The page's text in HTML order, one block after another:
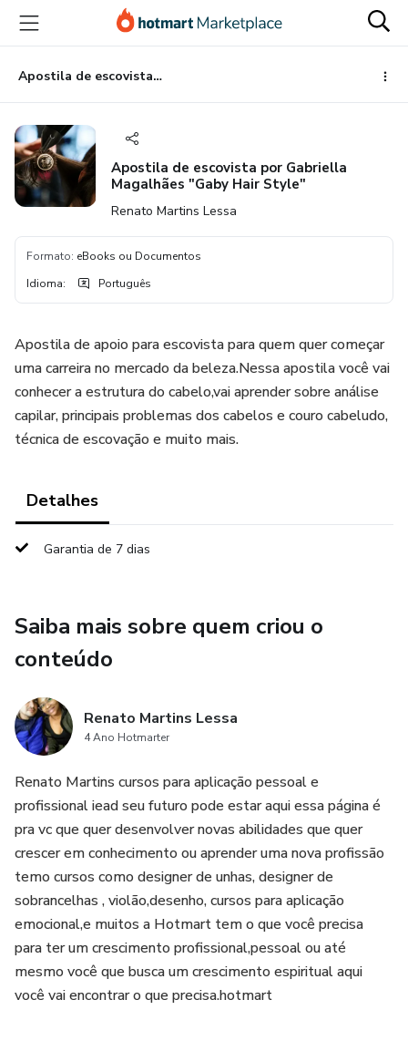
para
conteúdo
principal
para
pagamento
para
rodapé
Apostila de escovista por Gabriella Magalhães "Gaby Hair Style"
Apostila de escovista por Gabriella
Magalhães "Gaby Hair Style"
Renato Martins Lessa
Formato: eBooks ou Documentos
Idioma: Português
Apostila de apoio para escovista para quem quer começar
uma carreira no mercado da beleza.Nessa apostila você vai
conhecer a estrutura do cabelo,vai aprender sobre análise
capilar, principais problemas dos cabelos e couro cabeludo,
técnica de escovação e muito mais.
Detalhes
Garantia de 7 dias
Saiba mais sobre quem criou o
conteúdo
Renato Martins Lessa
4 Ano Hotmarter
Renato Martins cursos para aplicação pessoal e
profissional iead seu futuro pode estar aqui essa página é
pra vc que quer desenvolver novas abilidades que quer
crescer em conhecimento ou aprender uma nova profissão
temo cursos como designer de unhas, designer de
sobrancelhas , violão,desenho, cursos para aplicação
emocional,e muitos a Hotmart tem o que você precisa
para ter um crescimento profissional,pessoal ou até
mesmo você que busca um crescimento espiritual aqui
você vai encontrar o que precisa.hotmart